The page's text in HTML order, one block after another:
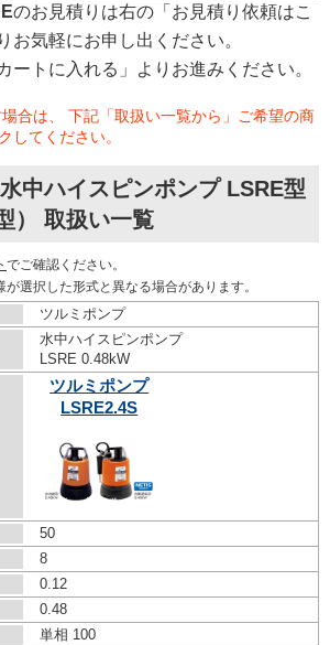
のお見積りは右の「お見積り依頼はこ
お気軽にお申し出ください。
ートに入れる」よりお進みください。
合は、 下記「取扱い一覧から」ご希望の商
してください。
中ハイスピンポンプ LSRE型
） 取扱い一覧
でご確認ください。
選択した形式と異なる場合があります。
ツルミポンプ
水中ハイスピンポンプ
LSRE 0.48kW
ツルミポンプ
LSRE2.4S
50
8
0.12
0.48
単相 100